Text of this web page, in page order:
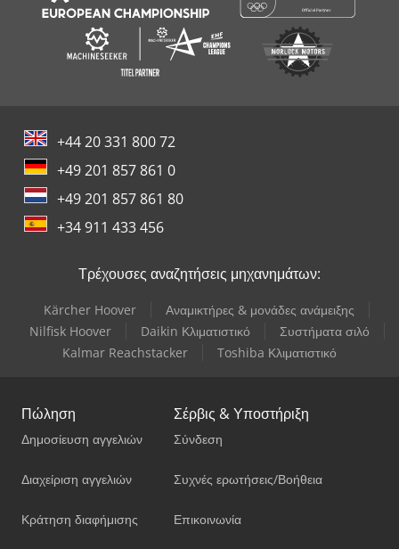
+44 20 331 800 72
+49 201 857 861 0
+49 201 857 861 80
+34 911 433 456
Τρέχουσες αναζητήσεις μηχανημάτων:
Kärcher Hoover
Αναμικτήρες & μονάδες ανάμειξης
Nilfisk Hoover
Daikin Κλιματιστικό
Συστήματα σιλό
Kalmar Reachstacker
Toshiba Κλιματιστικό
Πώληση
Δημοσίευση αγγελιών
Διαχείριση αγγελιών
Κράτηση διαφήμισης
Σέρβις & Υποστήριξη
Σύνδεση
Συχνές ερωτήσεις/Βοήθεια
Επικοινωνία